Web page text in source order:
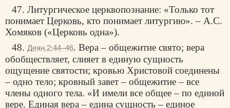
47. Литургическое церквопознание: «Только тот
понимает Церковь, кто понимает литургию». – А.С.
Хомяков («Церковь одна»).
48. Деян.2:44–46. Вера – общежитие свято; вера
обобществляет, слияет в единую сущность
ощущение святости; кровью Христовой соединены
– одно тело; кровный завет – общежитие – все
члены одного тела. «И имели все общее – по единой
вере. Единая вера – едина сущность – единое